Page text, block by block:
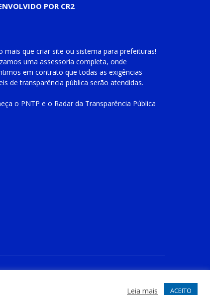
POR CR2
mais que criar site ou sistema para prefeituras!
uma assessoria completa, onde
em contrato que todas as exigências
de transparência pública serão atendidas.
o PNTP e o Radar da Transparência Pública
Leia mais ACEITO